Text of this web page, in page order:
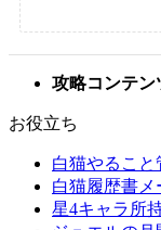
攻略コンテン
お役立ち
白猫やること
白猫履歴書メ
星4キャラ所